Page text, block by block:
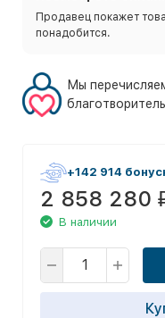
Продавец покажет
понадобится.
Мы
+142 914
2 858 280
В наличии